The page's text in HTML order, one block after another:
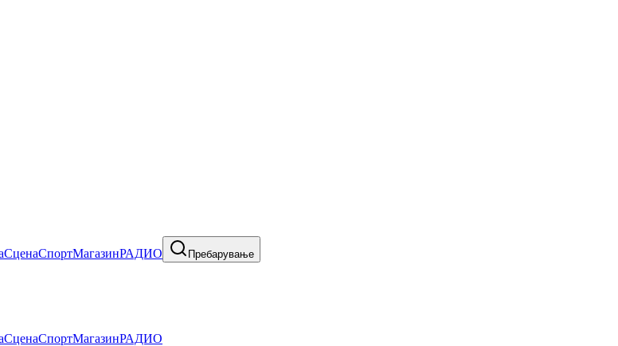
СценаСпортМагазинРАДИО Пребарување
СценаСпортМагазинРАДИО